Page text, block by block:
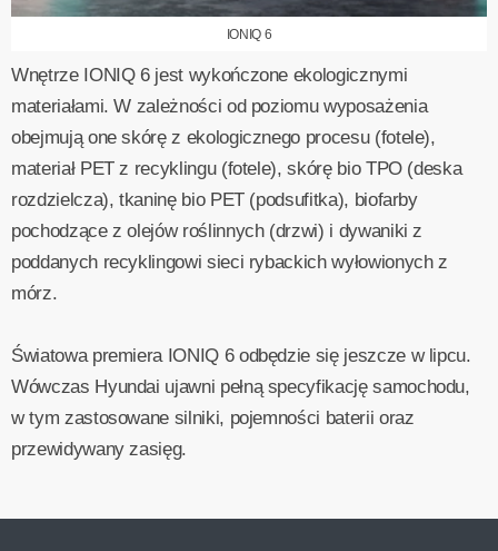
IONIQ 6
Wnętrze IONIQ 6 jest wykończone ekologicznymi
materiałami. W zależności od poziomu wyposażenia
obejmują one skórę z ekologicznego procesu (fotele),
materiał PET z recyklingu (fotele), skórę bio TPO (deska
rozdzielcza), tkaninę bio PET (podsufitka), biofarby
pochodzące z olejów roślinnych (drzwi) i dywaniki z
poddanych recyklingowi sieci rybackich wyłowionych z
mórz.
Światowa premiera IONIQ 6 odbędzie się jeszcze w lipcu.
Wówczas Hyundai ujawni pełną specyfikację samochodu,
w tym zastosowane silniki, pojemności baterii oraz
przewidywany zasięg.